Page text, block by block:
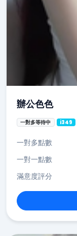
辦公色色
一對多等待中 i349
一對多點數
一對一點數
滿意度評分